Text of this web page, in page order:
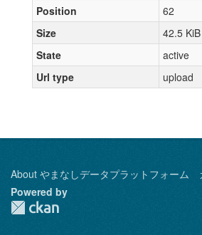
Position
62
Size
42.5 KiB
State
active
Url type
upload
About やまなしデータプラットフォーム
Powered by